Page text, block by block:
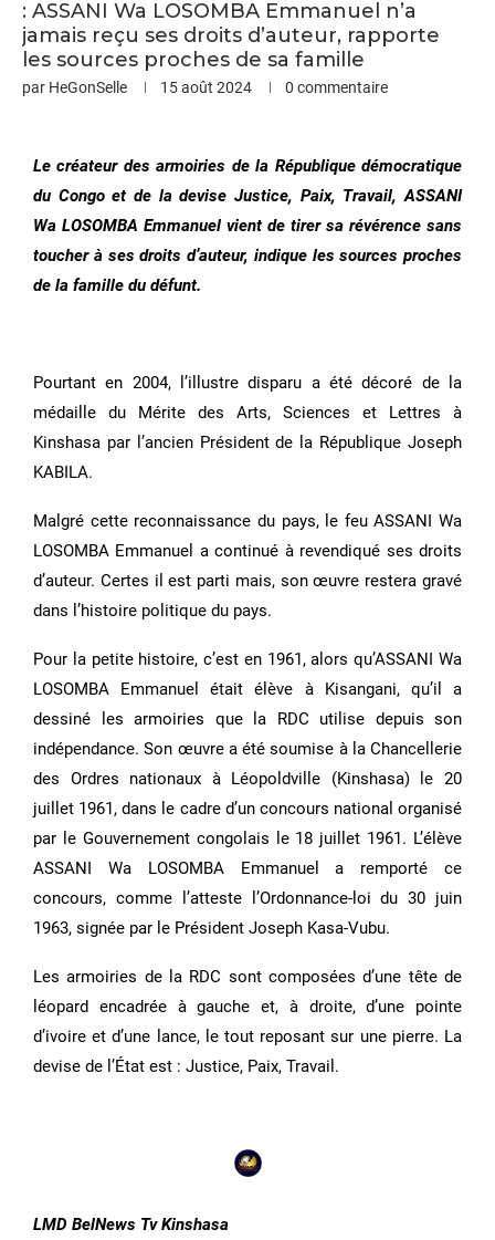
: ASSANI Wa LOSOMBA Emmanuel n’a
jamais reçu ses droits d’auteur, rapporte
les sources proches de sa famille
par HeGonSelle 15 août 2024 0 commentaire
Le créateur des armoiries de la République démocratique
du Congo et de la devise Justice, Paix, Travail, ASSANI
Wa LOSOMBA Emmanuel vient de tirer sa révérence sans
toucher à ses droits d’auteur, indique les sources proches
de la famille du défunt.
Pourtant en 2004, l’illustre disparu a été décoré de la
médaille du Mérite des Arts, Sciences et Lettres à
Kinshasa par l’ancien Président de la République Joseph
KABILA.
Malgré cette reconnaissance du pays, le feu ASSANI Wa
LOSOMBA Emmanuel a continué à revendiqué ses droits
d’auteur. Certes il est parti mais, son œuvre restera gravé
dans l’histoire politique du pays.
Pour la petite histoire, c’est en 1961, alors qu’ASSANI Wa
LOSOMBA Emmanuel était élève à Kisangani, qu’il a
dessiné les armoiries que la RDC utilise depuis son
indépendance. Son œuvre a été soumise à la Chancellerie
des Ordres nationaux à Léopoldville (Kinshasa) le 20
juillet 1961, dans le cadre d’un concours national organisé
par le Gouvernement congolais le 18 juillet 1961. L’élève
ASSANI Wa LOSOMBA Emmanuel a remporté ce
concours, comme l’atteste l’Ordonnance-loi du 30 juin
1963, signée par le Président Joseph Kasa-Vubu.
Les armoiries de la RDC sont composées d’une tête de
léopard encadrée à gauche et, à droite, d’une pointe
d’ivoire et d’une lance, le tout reposant sur une pierre. La
devise de l’État est : Justice, Paix, Travail.
LMD BelNews Tv Kinshasa